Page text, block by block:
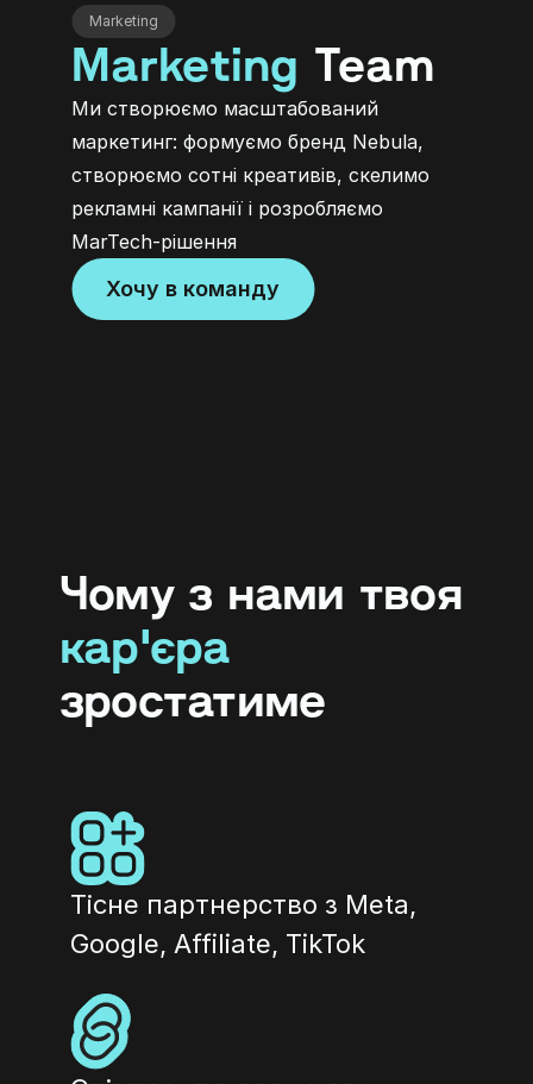
Marketing
Marketing Team
Ми створюємо масштабований
маркетинг: формуємо бренд Nebula,
створюємо сотні креативів, скелимо
рекламні кампанії і розробляємо
MarTech-рішення
Хочу в команду
Тісне партнерство з Meta,
Google, Affiliate, TikTok
Чому з нами твоя
кар'єра
зростатиме